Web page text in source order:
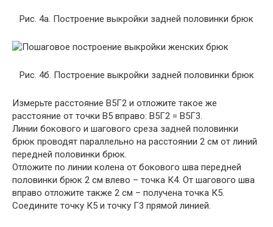
Рис. 4а. Построение выкройки задней половинки брюк
Рис. 4б. Построение выкройки задней половинки брюк
Измерьте расстояние В5Г2 и отложите такое же
расстояние от точки В5 вправо: В5Г2 = В5Г3.
Линии бокового и шагового среза задней половинки
брюк проводят параллельно на расстоянии 2 см от линий
передней половинки брюк.
Отложите по линии колена от бокового шва передней
половинки брюк 2 см влево – точка К4. От шагового шва
вправо отложите также 2 см – получена точка К5.
Соедините точку К5 и точку Г3 прямой линией.